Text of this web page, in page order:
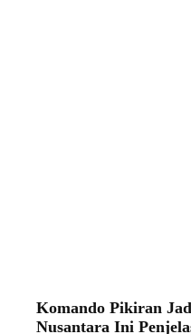
Komando Pikiran
Nusantara Ini